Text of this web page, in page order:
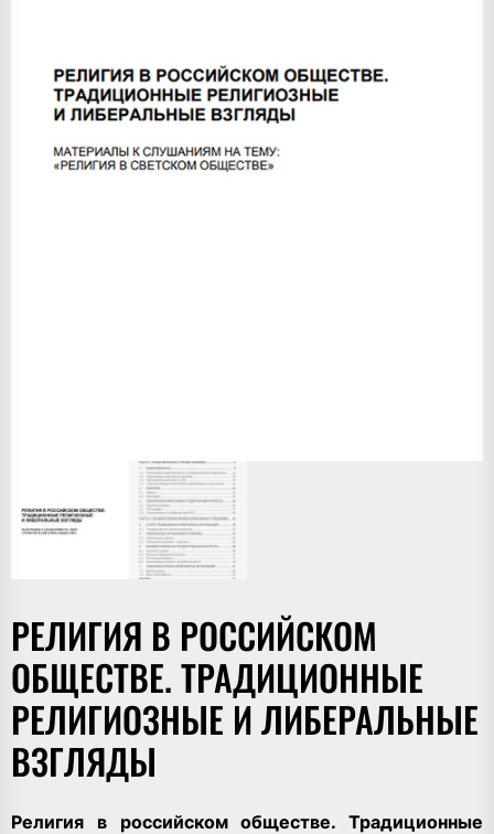
РЕЛИГИЯ В РОССИЙСКОМ
ОБЩЕСТВЕ. ТРАДИЦИОННЫЕ
РЕЛИГИОЗНЫЕ И ЛИБЕРАЛЬНЫЕ
ВЗГЛЯДЫ
Религия в российском обществе. Традиционные